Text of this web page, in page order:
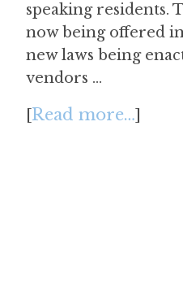
speaking residents.
now being offered
new laws being
vendors …
Read more…